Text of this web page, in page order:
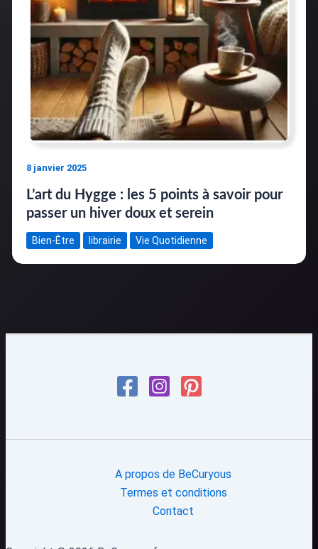
8 janvier 2025
L’art du Hygge : les 5 points à savoir pour
passer un hiver doux et serein
Bien-Être librairie Vie Quotidienne
A propos de BeCuryous
Termes et conditions
Contact